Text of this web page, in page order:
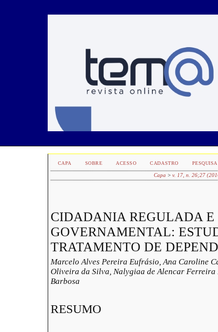
CAPA SOBRE ACESSO CADASTRO PESQUISA
Capa > v. 17, n. 26;27
CIDADANIA REGULADA E
GOVERNAMENTAL:
TRATAMENTO DE
Marcelo Alves Pereira Eufrásio, Ana Caroline
Oliveira da Silva, Nalygiaa de Alencar
Barbosa
RESUMO